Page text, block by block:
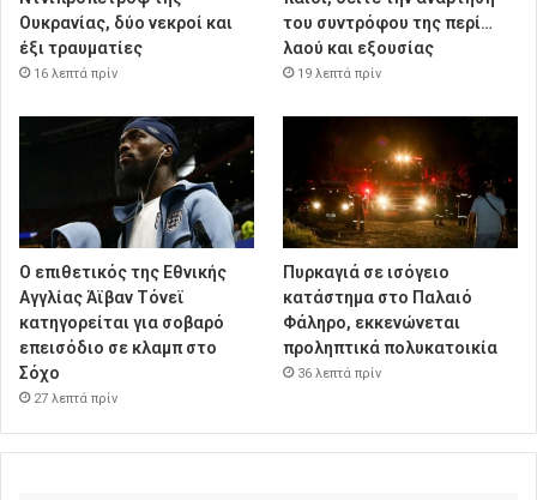
Ουκρανίας, δύο νεκροί και
έξι τραυματίες
16 λεπτά πρίν
του συντρόφου της περί…
λαού και εξουσίας
19 λεπτά πρίν
Ο επιθετικός της Εθνικής
Αγγλίας Άϊβαν Τόνεϊ
κατηγορείται για σοβαρό
επεισόδιο σε κλαμπ στο
Σόχο
27 λεπτά πρίν
Πυρκαγιά σε ισόγειο
κατάστημα στο Παλαιό
Φάληρο, εκκενώνεται
προληπτικά πολυκατοικία
36 λεπτά πρίν